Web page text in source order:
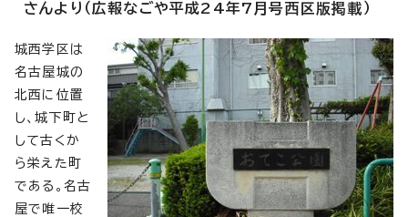
さんより（広報なごや平成24年7月号西区版掲載）
城西学区は
名古屋城の
北西に位置
し、城下町と
して古くか
ら栄えた町
である。名古
屋で唯一校